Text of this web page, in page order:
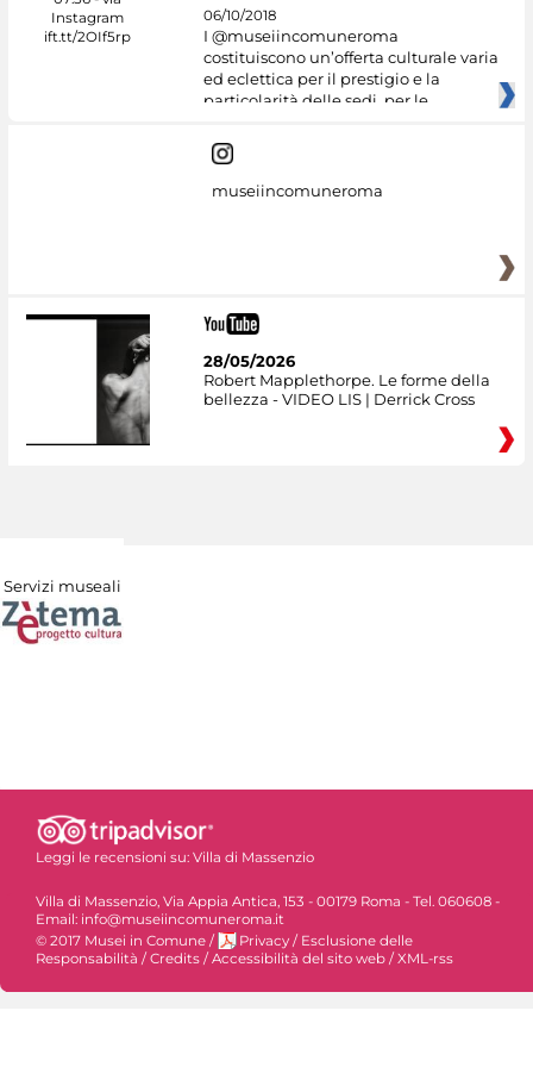
06/10/2018
I @museiincomuneroma
costituiscono un’offerta culturale varia
ed eclettica per il prestigio e la
particolarità delle sedi, per le
museiincomuneroma
28/05/2026
Robert Mapplethorpe. Le forme della
bellezza - VIDEO LIS | Derrick Cross
Servizi museali
Leggi le recensioni su: Villa di Massenzio
Villa di Massenzio, Via Appia Antica, 153 - 00179 Roma - Tel. 060608 -
Email: info@museiincomuneroma.it
© 2017 Musei in Comune / Privacy / Esclusione delle
Responsabilità / Credits / Accessibilità del sito web / XML-rss